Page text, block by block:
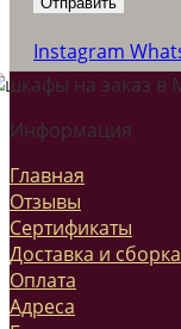
Instagram
Информация
Главная
Отзывы
Сертификаты
Доставка и сборка
Оплата
Адреса